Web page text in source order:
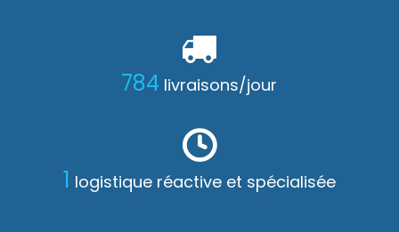
796 livraisons/jour
1 logistique réactive et spécialisée